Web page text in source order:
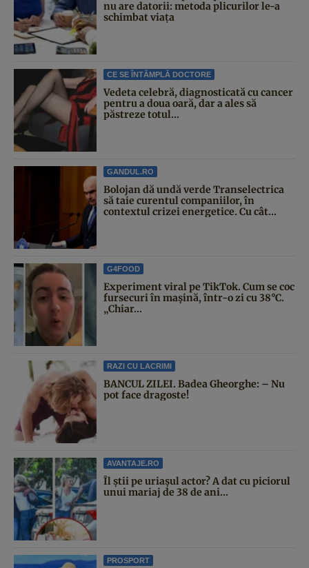
nu are datorii: metoda plicurilor le-a
schimbat viața
CE SE ÎNTÂMPLĂ DOCTORE
Vedeta celebră, diagnosticată cu cancer
pentru a doua oară, dar a ales să
păstreze totul...
GANDUL.RO
Bolojan dă undă verde Transelectrica
să taie curentul companiilor, în
contextul crizei energetice. Cu cât...
G4FOOD
Experiment viral pe TikTok. Cum se coc
fursecuri în mașină, într-o zi cu 38°C.
„Chiar...
RAZI CU LACRIMI
BANCUL ZILEI. Badea Gheorghe: – Nu
pot face dragoste!
AVANTAJE.RO
Îl știi pe uriașul actor? A dat cu piciorul
unui mariaj de 38 de ani...
PROSPORT